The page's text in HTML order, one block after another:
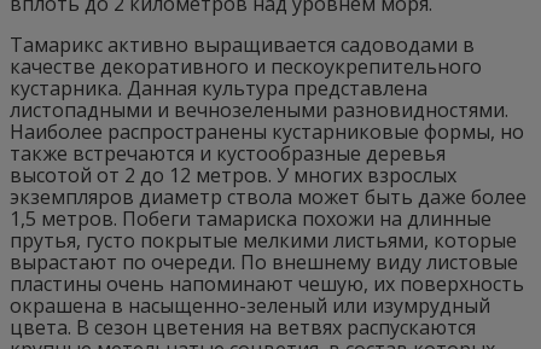
Тамарикс активно выращивается садоводами в
качестве декоративного и пескоукрепительного
кустарника. Данная культура представлена
листопадными и вечнозелеными разновидностями.
Наиболее распространены кустарниковые формы, но
также встречаются и кустообразные деревья
высотой от 2 до 12 метров. У многих взрослых
экземпляров диаметр ствола может быть даже более
1,5 метров. Побеги тамариска похожи на длинные
прутья, густо покрытые мелкими листьями, которые
вырастают по очереди. По внешнему виду листовые
пластины очень напоминают чешую, их поверхность
окрашена в насыщенно-зеленый или изумрудный
цвета. В сезон цветения на ветвях распускаются